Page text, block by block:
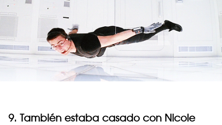
9. También estaba casado con Nicole